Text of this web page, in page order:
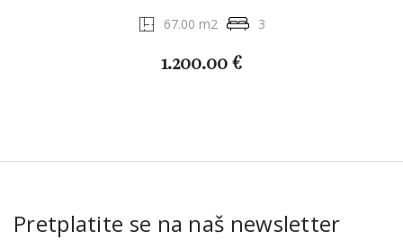
67.00 m2 3
1.200.00 €
Pretplatite se na naš newsletter